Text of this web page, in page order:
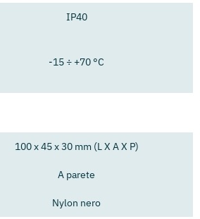
IP40
-15 ÷ +70 °C
100 x 45 x 30 mm (L X A X P)
A parete
Nylon nero